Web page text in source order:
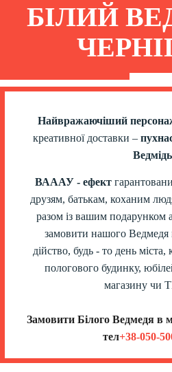
БІЛИЙ
Найвражаючіший
креативної доставки –
ВАААУ - ефект
друзям, батькам, коханим
разом із вашим подарунком
замовити нашого Ведмедя
дійство, будь - то день
пологового будинку,
магазину чи
Замовити Білого Ведмедя в
тел+38-050-